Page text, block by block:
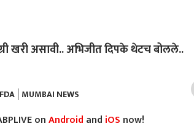
खरी असावी.. अभिजीत दिपके थेटच बोलले..
FDA MUMBAI NEWS
onAndroid and iOS now!